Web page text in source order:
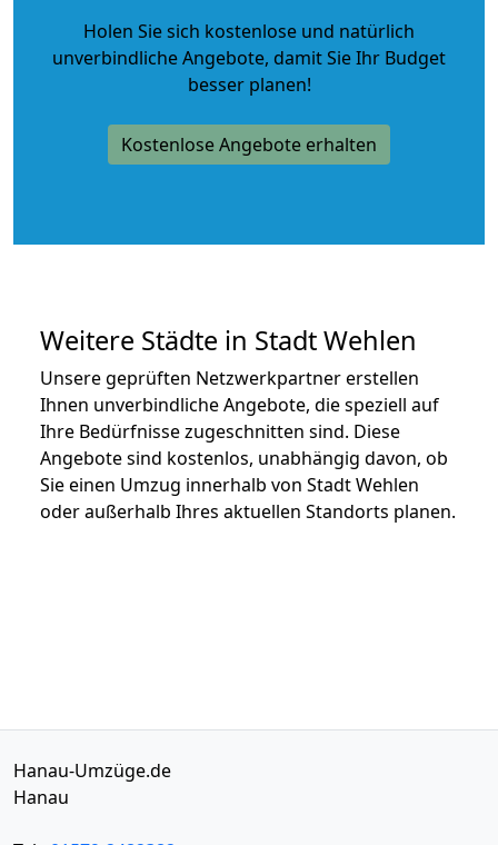
Holen Sie sich kostenlose und natürlich
unverbindliche Angebote, damit Sie Ihr Budget
besser planen!
Kostenlose Angebote erhalten
Weitere Städte in Stadt Wehlen
Unsere geprüften Netzwerkpartner erstellen
Ihnen unverbindliche Angebote, die speziell auf
Ihre Bedürfnisse zugeschnitten sind. Diese
Angebote sind kostenlos, unabhängig davon, ob
Sie einen Umzug innerhalb von Stadt Wehlen
oder außerhalb Ihres aktuellen Standorts planen.
Hanau-Umzüge.de
Hanau